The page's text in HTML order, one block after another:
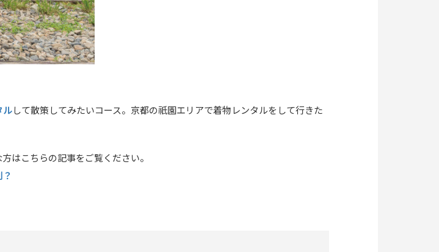
ルして散策してみたいコース。京都の祇園エリアで着物レンタルをして行きた
はこちらの記事をご覧ください。